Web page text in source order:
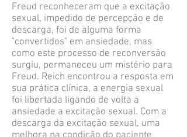
Freud reconheceram que a excitação
sexual, impedido de percepção e de
descarga, foi de alguma forma
"convertidos" em ansiedade, mas
como este processo de reconversão
surgiu, permaneceu um mistério para
Freud. Reich encontrou a resposta em
sua prática clínica, a energia sexual
foi libertada ligando de volta a
ansiedade a excitação sexual. Com a
descarga da excitação sexual, uma